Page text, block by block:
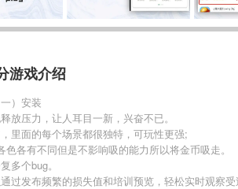
游戏介绍
）安装
放压力，让人耳目一新，兴奋不已。
里面的每个场景都很独特，可玩性更强;
色各有不同但是不影响吸的能力所以将金币吸走。
多个bug。
过发布频繁的损失值和培训预览，轻松实时观察受